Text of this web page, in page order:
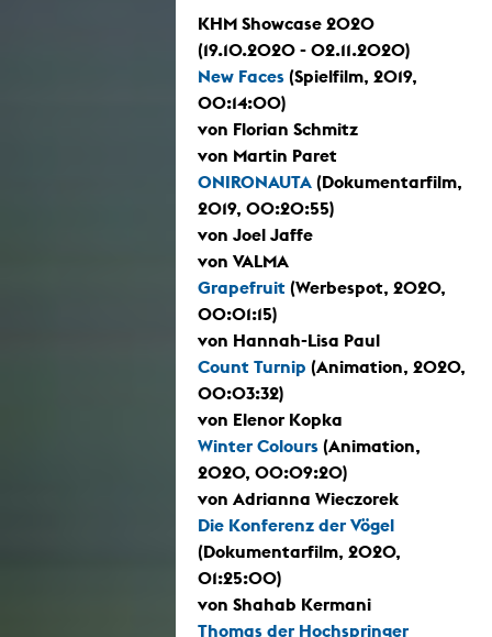
KHM Showcase 2020
(19.10.2020 - 02.11.2020)
New Faces (Spielfilm, 2019,
00:14:00)
von Florian Schmitz
von Martin Paret
ONIRONAUTA (Dokumentarfilm,
2019, 00:20:55)
von Joel Jaffe
von VALMA
Grapefruit (Werbespot, 2020,
00:01:15)
von Hannah-Lisa Paul
Count Turnip (Animation, 2020,
00:03:32)
von Elenor Kopka
Winter Colours (Animation,
2020, 00:09:20)
von Adrianna Wieczorek
Die Konferenz der Vögel
(Dokumentarfilm, 2020,
01:25:00)
von Shahab Kermani
Thomas der Hochspringer